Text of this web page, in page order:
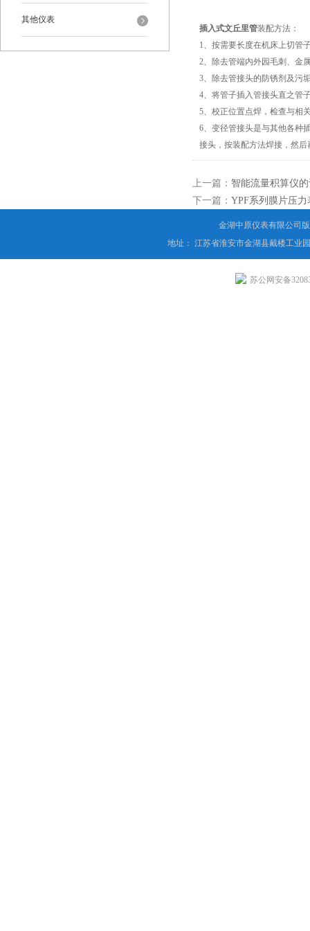
其他仪表
插入式文丘里管装配方法：
1、按需要长度在机床上切管
2、除去管端内外园毛刺、金
3、除去管接头的防锈剂及污
4、将管子插入管接头直之管
5、校正位置点焊，检查与相
6、变径管接头是与其他各种
接头，按装配方法焊接，然
上一篇： 智能流量积算仪
下一篇： YPF系列膜片压
金湖中原仪表有限公司
地址： 江苏省淮安市金湖县戴楼工业
苏公网安备